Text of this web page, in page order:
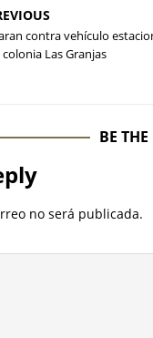
contra vehículo
colonia Las Granjas
BE
no será publicada.